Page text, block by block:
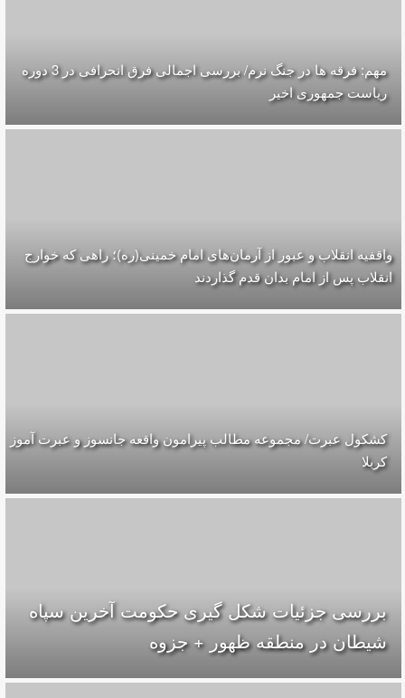
مهم: فرقه ها در جنگ نرم/ بررسی اجمالی فرق انحرافی در 3 دوره
ریاست جمهوری اخیر
واقفیه‌ انقلاب و عبور از آرمان‌های امام خمینی(ره)؛ راهی که خوارج
انقلاب پس از امام بدان قدم گذاردند
کشکول عبرت/ مجموعه مطالب پیرامون واقعه جانسوز و عبرت آموز
کربلا
بررسی جزئیات شکل گیری حکومت آخرین سپاه
شیطان در منطقه ظهور + جزوه